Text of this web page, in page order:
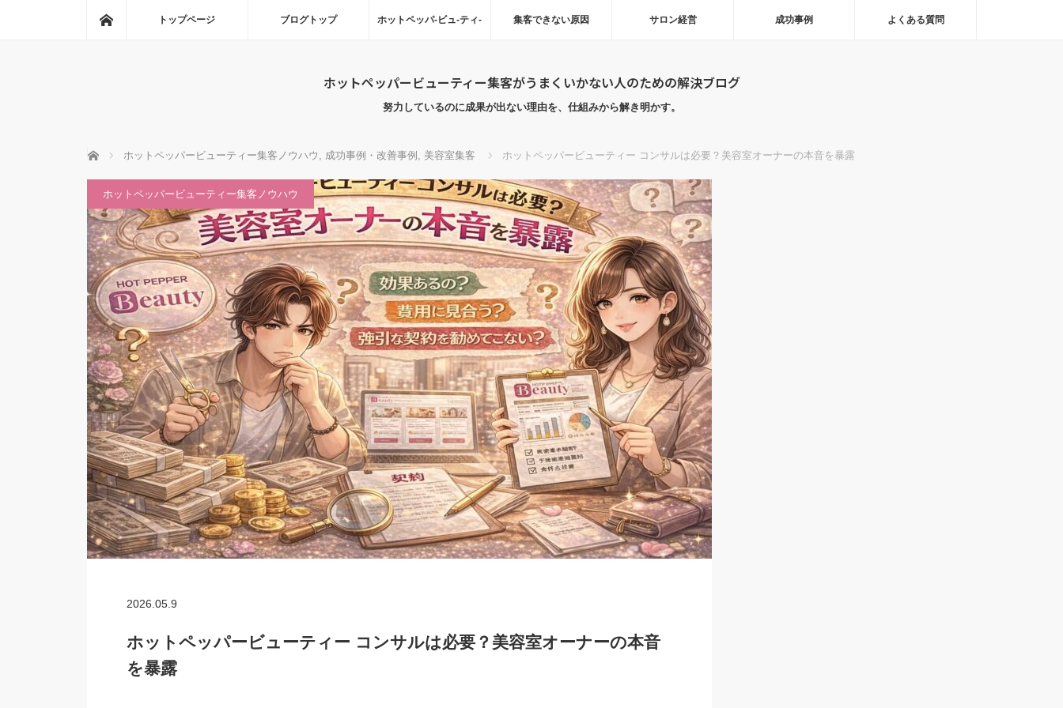
ホームトップページ ブログトップ ホットペッパ-ビュ-ティ- 集客できない原因 サロン経営 成功事例 よくある質問
ホットペッパービューティー集客がうまくいかない人のための解決ブログ
努力しているのに成果が出ない理由を、仕組みから解き明かす。
ホーム ホットペッパービューティー集客ノウハウ , 成功事例・改善事例 , 美容室集客 ホットペッパービューティー コンサルは必要？美容室オーナーの本音を暴露
ホットペッパービューティー集客ノウハウ
2026.05.9
ホットペッパービューティー コンサルは必要？美容室オーナーの本音
を暴露